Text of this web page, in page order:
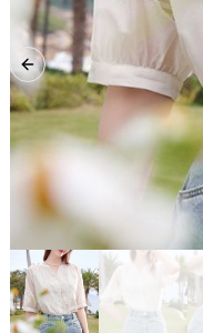
Previous slide